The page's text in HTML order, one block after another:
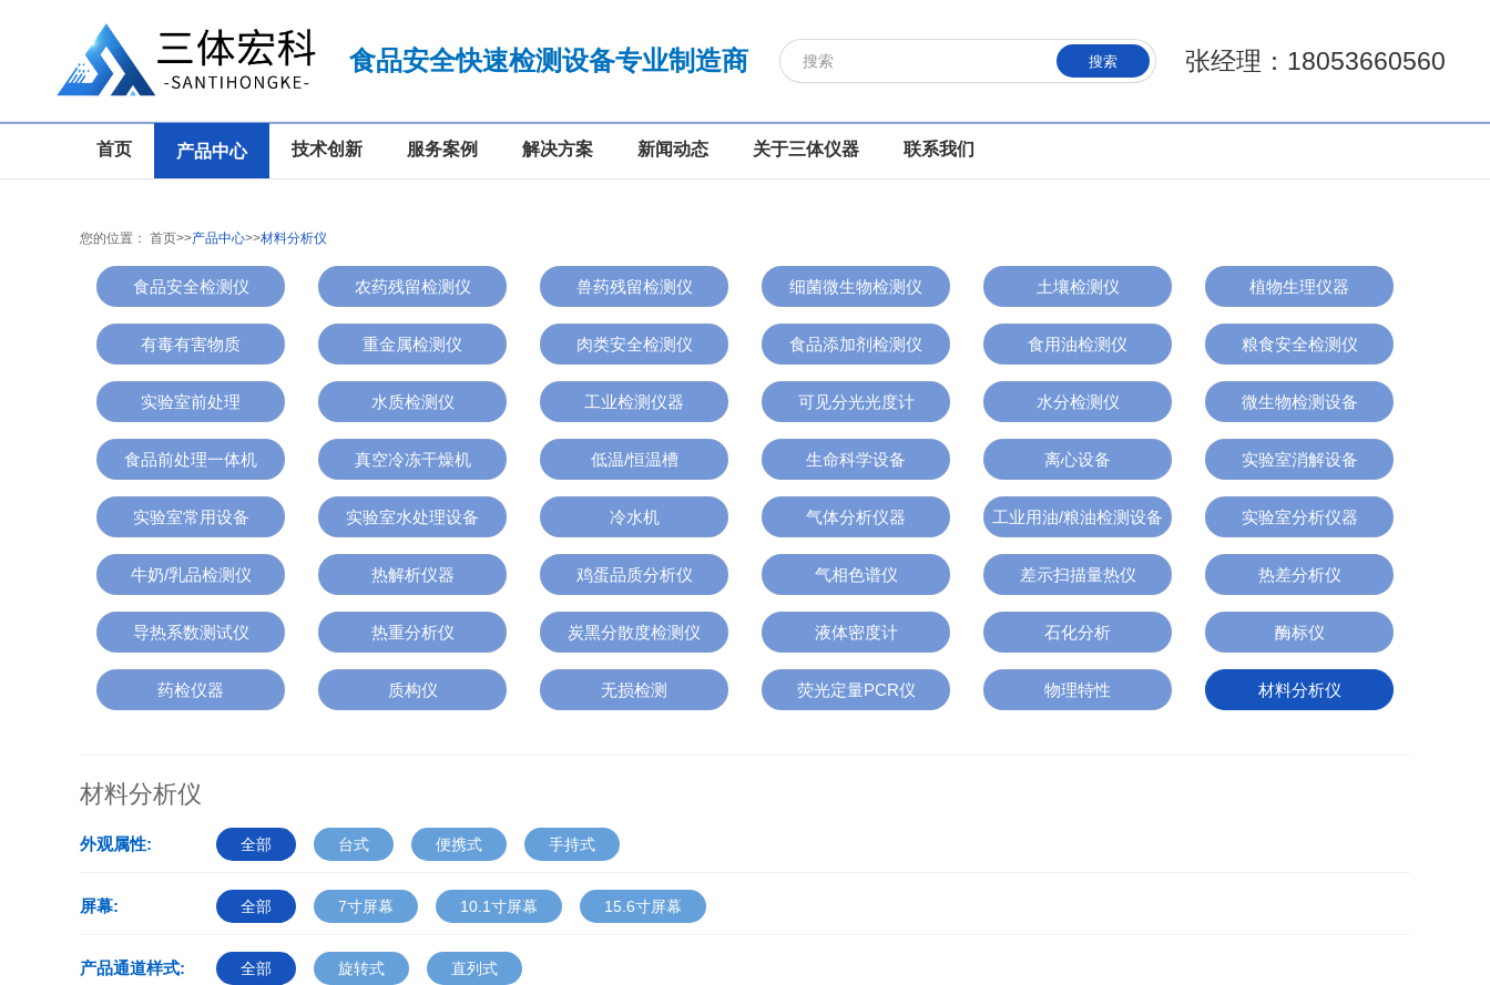
食品安全快速检测设备专业制造商 张经理：18053660560
搜索
首页 产品中心 技术创新 服务案例 解决方案 新闻动态 关于三体仪器 联系我们
您的位置： 首页>>产品中心>>材料分析仪
食品安全检测仪 农药残留检测仪 兽药残留检测仪 细菌微生物检测仪 土壤检测仪 植物生理仪器
有毒有害物质 重金属检测仪 肉类安全检测仪 食品添加剂检测仪 食用油检测仪 粮食安全检测仪
实验室前处理 水质检测仪 工业检测仪器 可见分光光度计 水分检测仪 微生物检测设备
食品前处理一体机 真空冷冻干燥机 低温/恒温槽 生命科学设备 离心设备 实验室消解设备
实验室常用设备 实验室水处理设备 冷水机 气体分析仪器 工业用油/粮油检测设备 实验室分析仪器
牛奶/乳品检测仪 热解析仪器 鸡蛋品质分析仪 气相色谱仪 差示扫描量热仪 热差分析仪
导热系数测试仪 热重分析仪 炭黑分散度检测仪 液体密度计 石化分析 酶标仪
药检仪器 质构仪 无损检测 荧光定量PCR仪 物理特性 材料分析仪
材料分析仪
外观属性: 全部 台式 便携式 手持式
屏幕: 全部 7寸屏幕 10.1寸屏幕 15.6寸屏幕
产品通道样式: 全部 旋转式 直列式